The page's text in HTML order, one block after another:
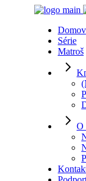
Domov
Série
Matroš
O